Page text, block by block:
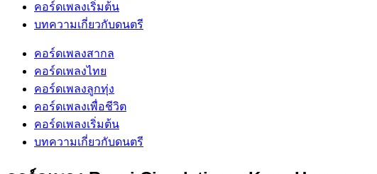
คอร์ดเพลงเริ่มต้น
บทความเกี่ยวกับดนตรี
คอร์ดเพลงสากล
คอร์ดเพลงไทย
คอร์ดเพลงลูกทุ่ง
คอร์ดเพลงเพื่อชีวิต
คอร์ดเพลงเริ่มต้น
บทความเกี่ยวกับดนตรี